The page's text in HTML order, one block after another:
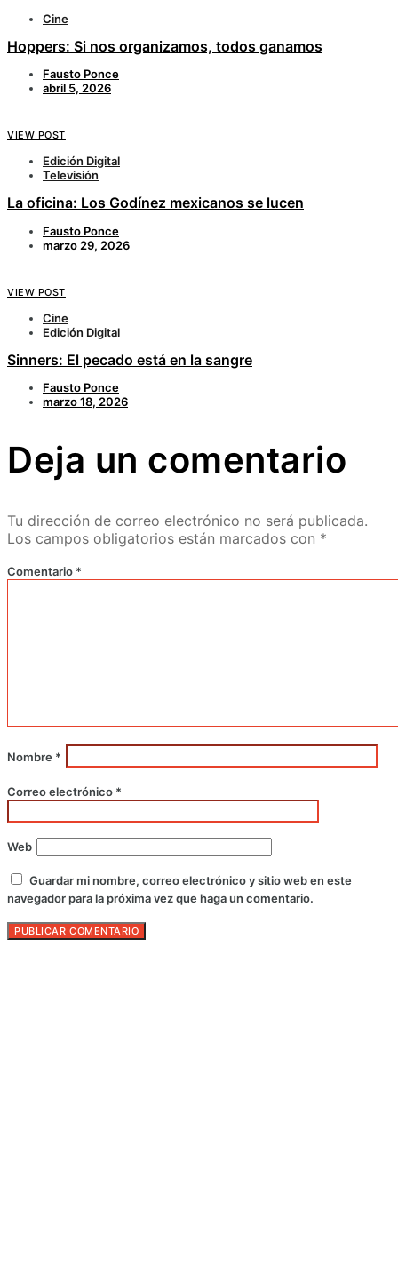
Cine
Hoppers: Si nos organizamos, todos ganamos
Fausto Ponce
abril 5, 2026
VIEW POST
Edición Digital
Televisión
La oficina: Los Godínez mexicanos se lucen
Fausto Ponce
marzo 29, 2026
VIEW POST
Cine
Edición Digital
Sinners: El pecado está en la sangre
Fausto Ponce
marzo 18, 2026
Deja un comentario
Tu dirección de correo electrónico no será publicada.
Los campos obligatorios están marcados con *
Comentario *
Nombre *
Correo electrónico *
Web
Guardar mi nombre, correo electrónico y sitio web en este
navegador para la próxima vez que haga un comentario.